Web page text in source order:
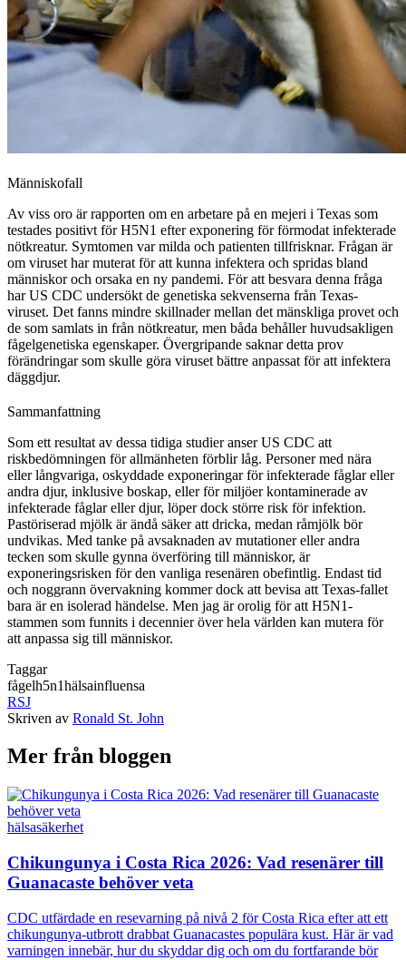
Människofall
Av viss oro är rapporten om en arbetare på en mejeri i Texas som
testades positivt för H5N1 efter exponering för förmodat infekterade
nötkreatur. Symtomen var milda och patienten tillfrisknar. Frågan är
om viruset har muterat för att kunna infektera och spridas bland
människor och orsaka en ny pandemi. För att besvara denna fråga
har US CDC undersökt de genetiska sekvenserna från Texas-
viruset. Det fanns mindre skillnader mellan det mänskliga provet och
de som samlats in från nötkreatur, men båda behåller huvudsakligen
fågelgenetiska egenskaper. Övergripande saknar detta prov
förändringar som skulle göra viruset bättre anpassat för att infektera
däggdjur.
Sammanfattning
Som ett resultat av dessa tidiga studier anser US CDC att
riskbedömningen för allmänheten förblir låg. Personer med nära
eller långvariga, oskyddade exponeringar för infekterade fåglar eller
andra djur, inklusive boskap, eller för miljöer kontaminerade av
infekterade fåglar eller djur, löper dock större risk för infektion.
Pastöriserad mjölk är ändå säker att dricka, medan råmjölk bör
undvikas. Med tanke på avsaknaden av mutationer eller andra
tecken som skulle gynna överföring till människor, är
exponeringsrisken för den vanliga resenären obefintlig. Endast tid
och noggrann övervakning kommer dock att bevisa att Texas-fallet
bara är en isolerad händelse. Men jag är orolig för att H5N1-
stammen som funnits i decennier över hela världen kan mutera för
att anpassa sig till människor.
Taggar
fågelh5n1hälsainfluensa
RSJ
Skriven av Ronald St. John
Mer från bloggen
hälsasäkerhet
Chikungunya i Costa Rica 2026: Vad resenärer till
Guanacaste behöver veta
CDC utfärdade en resevarning på nivå 2 för Costa Rica efter att ett
chikungunya-utbrott drabbat Guanacastes populära kust. Här är vad
varningen innebär, hur du skyddar dig och om du fortfarande bör